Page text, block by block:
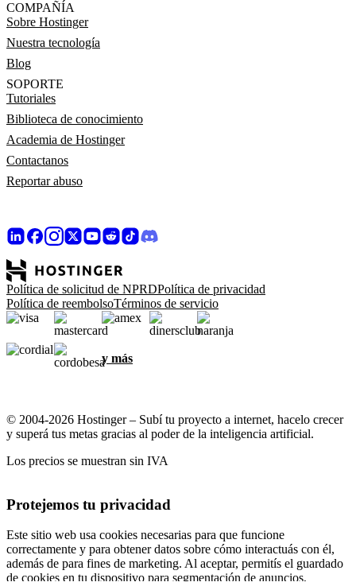
COMPAÑÍA
Sobre Hostinger
Nuestra tecnología
Blog
SOPORTE
Tutoriales
Biblioteca de conocimiento
Academia de Hostinger
Contactanos
Reportar abuso
Política de solicitud de NPRDPolítica de privacidad
Política de reembolsoTérminos de servicio
y más
© 2004-2026 Hostinger – Subí tu proyecto a internet, hacelo crecer
y superá tus metas gracias al poder de la inteligencia artificial.
Los precios se muestran sin IVA
Protejemos tu privacidad
Este sitio web usa cookies necesarias para que funcione
correctamente y para obtener datos sobre cómo interactuás con él,
además de para fines de marketing. Al aceptar, permitís el guardado
de cookies en tu dispositivo para segmentación de anuncios,